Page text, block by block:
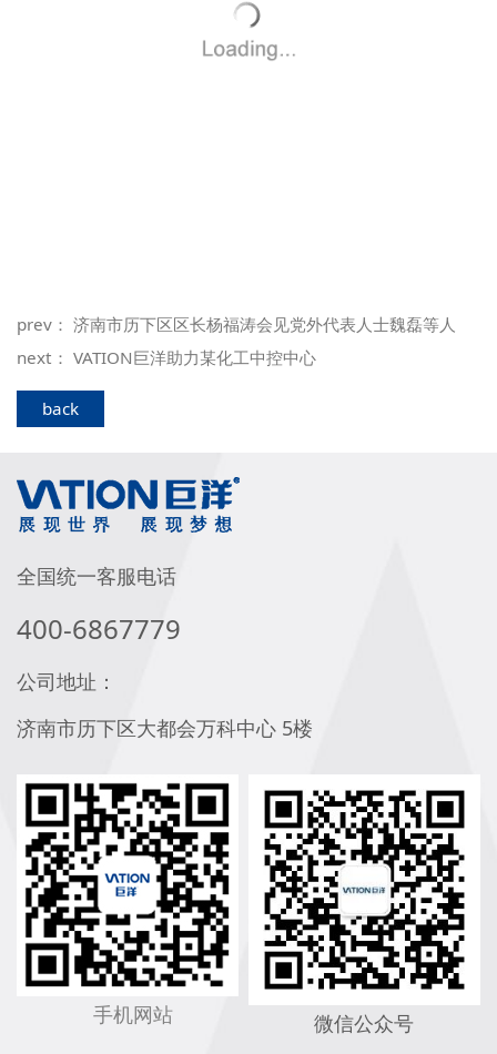
prev：济南市历下区区长杨福涛会见党外代表人士魏磊等人
next：VATION巨洋助力某化工中控中心
back
全国统一客服电话
400-6867779
公司地址：
济南市历下区大都会万科中心 5楼
手机网站 微信公众号